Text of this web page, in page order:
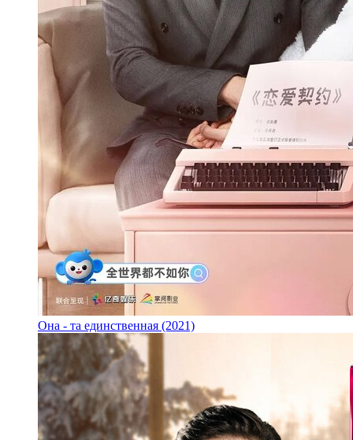
Она - та единственная (2021)